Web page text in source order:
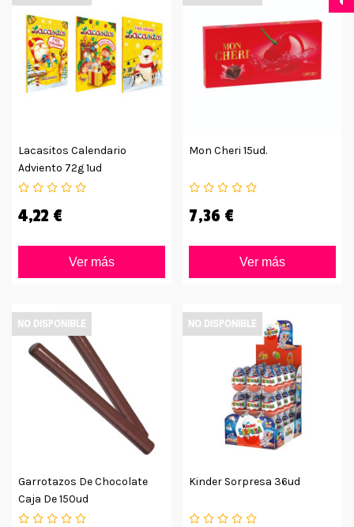
Lacasitos Calendario
Adviento 72g 1ud
4,22 €
Ver más
Mon Cheri 15ud.
7,36 €
Ver más
Garrotazos De Chocolate
Caja De 150ud
NO DISPONIBLE
Kinder Sorpresa 36ud
NO DISPONIBLE